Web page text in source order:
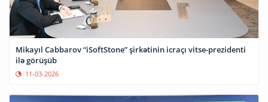
Mikayıl Cabbarov “iSoftStone” şirkətinin icraçı vitse-prezidenti
ilə görüşüb
11-03-2026